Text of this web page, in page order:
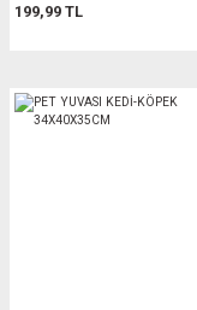
199,99 TL